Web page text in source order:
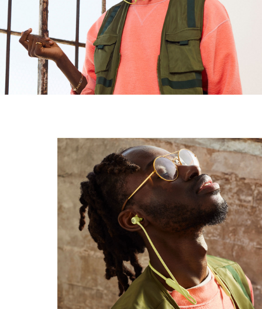
Design
In-ear-öronsnäckor
Magnetiska hörsnäckor med automatisk
uppspelning/paus
Kabeln med Flex-Form är bekväm hela dagen med en
hållbar nitinolkonstruktion, och med öronkuddar i fyra
Vikt: 18,6 g
Anslutning
Class 1 Bluetooth via Apple W1-chippet
ger smidig
konfigurering, och du kan enkelt växla mellan Apple-
enheter med bättre räckvidd och färre avbrott
Dela låtar, poddar, filmer eller annat ljud trådlöst
mellan Beats Flex och ett extra par Beats-hörlurar
eller AirPods genom funktionen Lyssna tillsammans
Använd appen Hitta i din iOS-enhet för att hitta din
Beats Flex
5,6
med ett ljud eller se den på en karta om